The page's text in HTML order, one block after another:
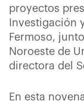
proyectos
Investigación
Fermoso,
Noroeste de
directora del
En esta